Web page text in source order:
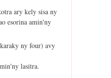
ary kely sisa ny
esorina amin'ny
ny four) avy
lasitra.